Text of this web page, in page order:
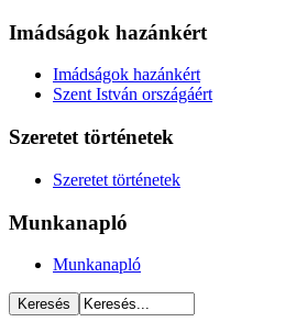
Imádságok hazánkért
Imádságok hazánkért
Szent István országáért
Szeretet történetek
Szeretet történetek
Munkanapló
Munkanapló